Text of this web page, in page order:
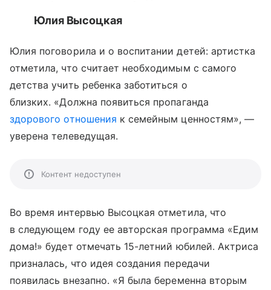
Юлия Высоцкая
Юлия поговорила и о воспитании детей: артистка
отметила, что считает необходимым с самого
детства учить ребенка заботиться о
близких. «Должна появиться пропаганда
здорового отношения к семейным ценностям», —
уверена телеведущая.
Контент недоступен
Во время интервью Высоцкая отметила, что
в следующем году ее авторская программа «Едим
дома!» будет отмечать 15-летний юбилей. Актриса
призналась, что идея создания передачи
появилась внезапно. «Я была беременна вторым